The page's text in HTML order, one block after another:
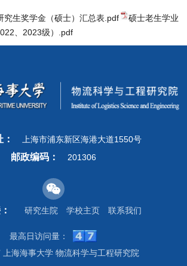
究生奖学金（硕士）汇总表.pdf
硕士老生学业
、2023级）.pdf
： 上海市浦东新区海港大道1550号
邮政编码： 201306
研究生院 学校主页 联系我们
最高日访问量：
上海海事大学 物流科学与工程研究院